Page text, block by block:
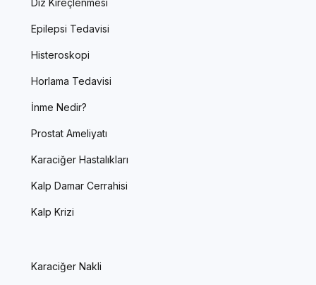
Epilepsi Tedavisi
Histeroskopi
Horlama Tedavisi
İnme Nedir?
Prostat Ameliyatı
Karaciğer Hastalıkları
Kalp Damar Cerrahisi
Kalp Krizi
Karaciğer Nakli